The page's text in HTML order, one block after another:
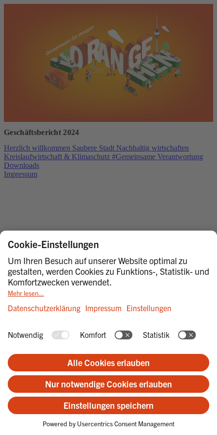
Geschäftsbericht 2024
Herzlich willkommen Saubere Stadt Nachhaltig wirtschaften
Kreislaufwirtschaft & Klimaschutz #Gemeinsame Verantwortung
Downloads
Impressum